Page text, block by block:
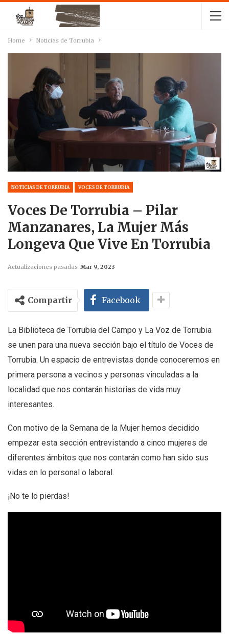
Home Noticias de Torrubia
NOTICIAS DE TORRUBIA VOCES DE TORRUBIA
Voces De Torrubia – Pilar
Manzanares, La Mujer Más
Longeva Que Vive En Torrubia
Actualizaciones pasadas Mar 9, 2023
Compartir Facebook
La Biblioteca de Torrubia del Campo y La Voz de Torrubia
se unen para una nueva sección bajo el título de Voces de
Torrubia. Un espacio de entrevistas donde conoceremos en
primera persona a vecinos y personas vinculadas a la
localidad que nos contarán historias de vida muy
interesantes.
Con motivo de la Semana de la Mujer hemos decidido
empezar esta sección entrevistando a cinco mujeres de
diferentes ámbitos que nos contarán como han sido sus
vidas en lo personal o laboral.
¡No te lo pierdas!